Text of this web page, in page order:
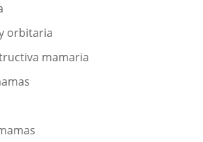
orbitaria
mamaria